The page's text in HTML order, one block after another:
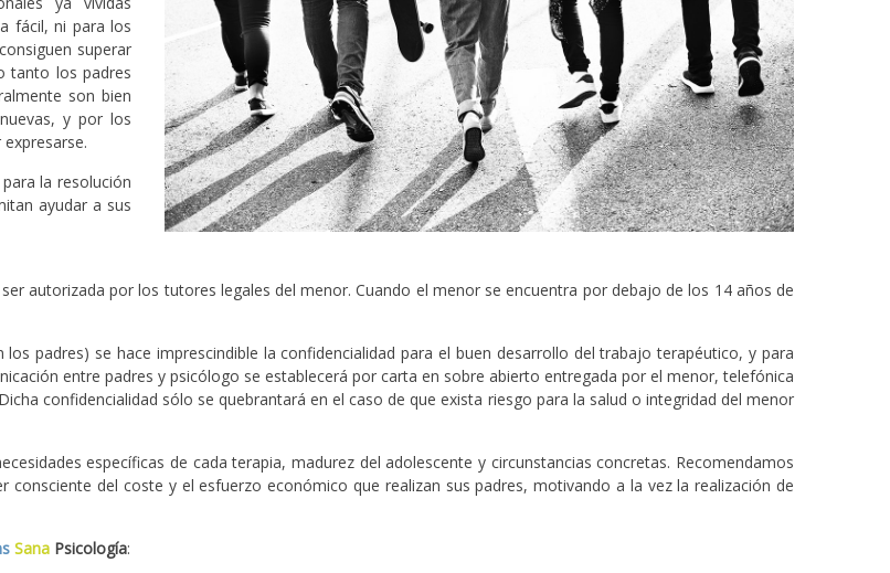
fácil, ni para los
superar
tanto los padres
son bien
y por los
la resolución
ayudar a sus
autorizada por los tutores legales del menor. Cuando el menor se encuentra por debajo de los 14 años de
padres) se hace imprescindible la confidencialidad para el buen desarrollo del trabajo terapéutico, y para
entre padres y psicólogo se establecerá por carta en sobre abierto entregada por el menor, telefónica
confidencialidad sólo se quebrantará en el caso de que exista riesgo para la salud o integridad del menor
específicas de cada terapia, madurez del adolescente y circunstancias concretas. Recomendamos
del coste y el esfuerzo económico que realizan sus padres, motivando a la vez la realización de
Sana Psicología: